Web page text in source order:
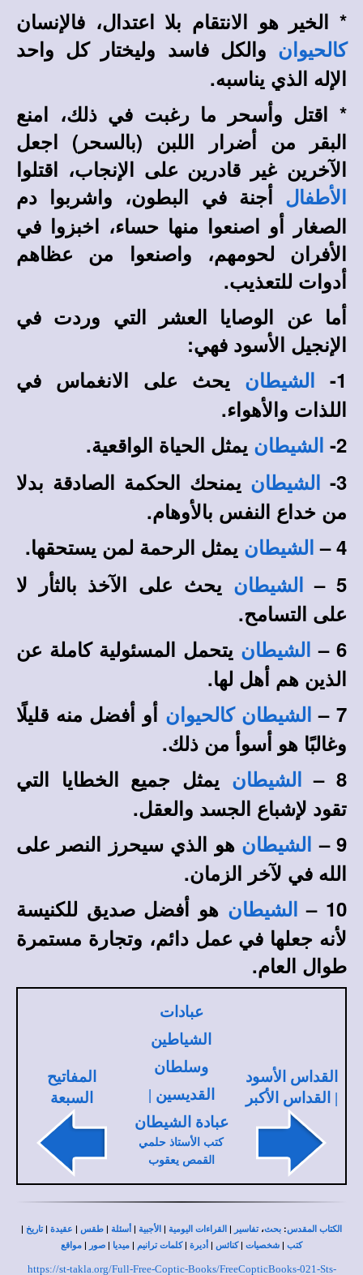
* الخير هو الانتقام بلا اعتدال، فالإنسان
كالحيوان
والكل فاسد وليختار كل واحد
الإله الذي يناسبه.
* اقتل وأسحر ما رغبت في ذلك، امنع
البقر من أضرار اللبن (بالسحر) اجعل
الآخرين غير قادرين على الإنجاب، اقتلوا
الأطفال
أجنة في البطون، واشربوا دم
الصغار أو اصنعوا منها حساء، اخبزوا في
الأفران لحومهم، واصنعوا من عظاهم
أدوات للتعذيب.
أما عن الوصايا العشر التي وردت في
الإنجيل الأسود فهي:
1-
الشيطان
يحث على الانغماس في
اللذات والأهواء.
2-
الشيطان يمثل الحياة الواقعية.
3-
الشيطان يمنحك الحكمة الصادقة بدلا
من خداع النفس بالأوهام.
4 –
الشيطان يمثل الرحمة لمن يستحقها.
5 –
الشيطان
يحث على الآخذ بالثأر لا
على التسامح.
6 –
الشيطان يتحمل المسئولية كاملة عن
الذين هم أهل لها.
7 –
الشيطان كالحيوان أو أفضل منه قليلًا
وغالبًا هو أسوأ من ذلك.
8 –
الشيطان
يمثل جميع الخطايا التي
تقود لإشباع الجسد والعقل.
9 –
الشيطان هو الذي سيحرز النصر على
الله في لآخر الزمان.
10 –
الشيطان هو أفضل صديق للكنيسة
لأنه جعلها في عمل دائم، وتجارة مستمرة
طوال العام.
القداس الأسود
| القداس الأكبر
عبادات
الشياطين
وسلطان
القديسين |
عبادة الشيطان
كتب الأستاذ حلمي
القمص يعقوب
المفاتيح
السبعة
الكتاب المقدس: بحث،تفاسير | القراءات اليومية | الأجبية | أسئلة | طقس | عقيدة |تاريخ |
كتب | شخصيات |كنائس | أديرة |كلمات ترانيم | ميديا | صور | مواقع
https://st-takla.org/Full-Free-Coptic-Books/FreeCopticBooks-021-Sts-